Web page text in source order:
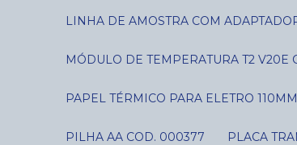
LINHA DE AMOSTRA COM
MÓDULO DE TEMPERATURA T2 V20E
PAPEL TÉRMICO PARA ELETRO
PILHA AA COD. 000377 PLACA